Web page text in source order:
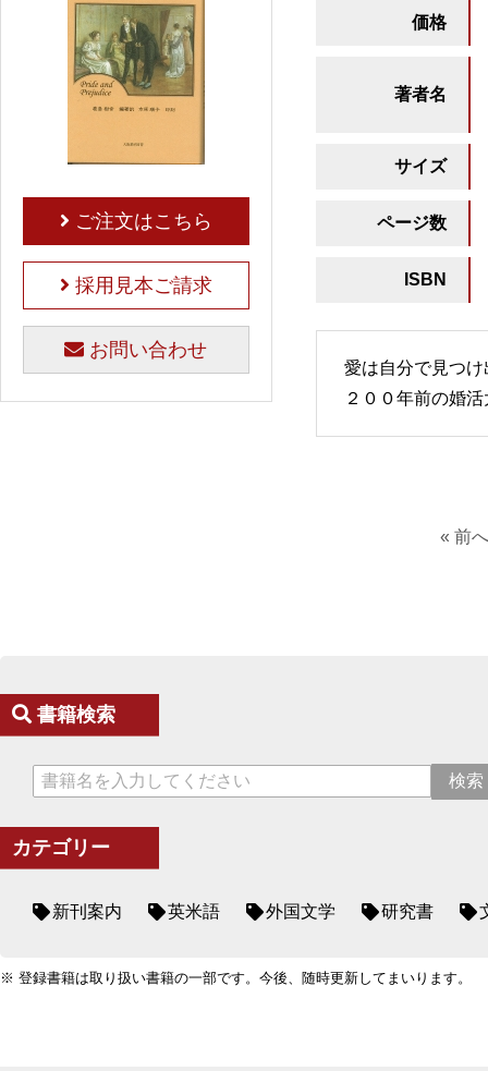
ご注文はこちら
採用見本ご請求
お問い合わせ
価格
著者名
サイズ
ページ数
ISBN
愛は自分で見つけ
２００年前の婚
« 前へ
書籍検索
カテゴリー
新刊案内 英米語 外国文学 研究書
※ 登録書籍は取り扱い書籍の一部です。今後、随時更新してまいります。